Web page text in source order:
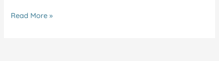
Read More »